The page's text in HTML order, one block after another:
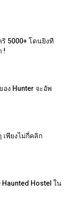
5000+ โดนยิงที
!
อง Hunter จะอัพ
เพียงไม่กี่คลิก
Hostel ใน